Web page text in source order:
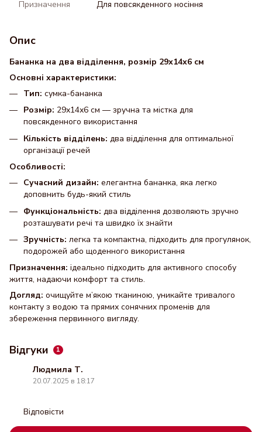
Призначення Для повсякденного носіння
Опис
Бананка на два відділення, розмір 29х14х6 см
Основні характеристики:
Тип: сумка-бананка
Розмір: 29х14х6 см — зручна та містка для
повсякденного використання
Кількість відділень: два відділення для оптимальної
організації речей
Особливості:
Сучасний дизайн: елегантна бананка, яка легко
доповнить будь-який стиль
Функціональність: два відділення дозволяють зручно
розташувати речі та швидко їх знайти
Зручність: легка та компактна, підходить для прогулянок,
подорожей або щоденного використання
Призначення: ідеально підходить для активного способу
життя, надаючи комфорт та стиль.
Догляд: очищуйте м’якою тканиною, уникайте тривалого
контакту з водою та прямих сонячних променів для
збереження первинного вигляду.
Відгуки 1
Людмила Т.
20.07.2025 в 18:17
Відповісти